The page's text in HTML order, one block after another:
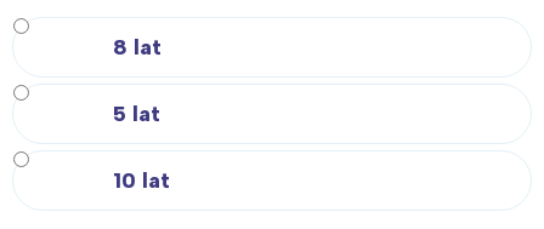
8 lat
5 lat
10 lat